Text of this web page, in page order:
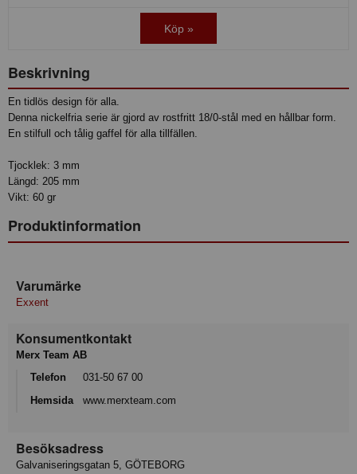
Köp »
Beskrivning
En tidlös design för alla.
Denna nickelfria serie är gjord av rostfritt 18/0-stål med en hållbar form.
En stilfull och tålig gaffel för alla tillfällen.
Tjocklek: 3 mm
Längd: 205 mm
Vikt: 60 gr
Produktinformation
Varumärke
Exxent
Konsumentkontakt
Merx Team AB
Telefon
031-50 67 00
Hemsida
www.merxteam.com
Besöksadress
Galvaniseringsgatan 5, GÖTEBORG